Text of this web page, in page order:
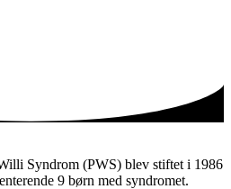
Syndrom (PWS) blev stiftet i 1986
9 børn med syndromet.